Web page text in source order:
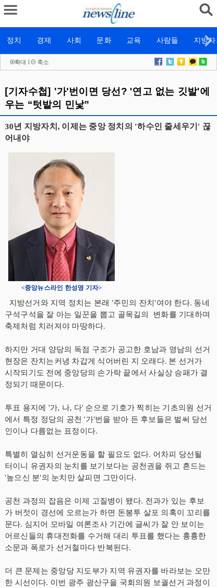
정치 경제 사회 문화 교육 사람들 지방
확대 l 축소
[기자수첩] '가'번이면 당선? '연고 없는 깃발'에
우는 “텃밭의 민낯”
30년 지방자치, 이제는 중앙 정치의 '하수인 줄세우기' 끊
어내야
<중앙뉴스라인 한성영 기자>
지방선거와 지역 정치는 본래 '주민의 잔치'여야 한다. 동네
구석구석을 잘 아는 일꾼을 뽑고 골목길의 변화를 기대하며
축제처럼 치러져야 마땅하다.
하지만 거대 양당의 독점 구조가 공고한 호남과 영남의 선거
현장은 잔치는커녕 차갑게 식어버린 지 오래다. 본 선거가
시작되기도 전에 중앙당의 손가락 끝에서 사실상 승패가 결
정되기 때문이다.
투표 용지에 '가, 나, 다' 순으로 기호가 찍히는 기초의원 선거
에서 특정 정당의 공천 '가'번을 받아 든 후보들은 벌써 당선
인이나 다름없는 표정이다.
특별히 열심히 선거운동을 할 필요도 없다. 어차피 당선될
터이니 유권자의 눈치를 보기보다는 공천권을 쥐고 흔드는
'높으신 분'의 눈치만 살피면 그만이다.
공천 과정의 잡음은 이제 고질병이 됐다. 전과가 있는 후보
가 버젓이 경선에 오르는가 하면 돈봉투 살포 의혹이 꼬리를
문다. 심지어 모바일 여론조사 기간에 글씨가 잘 안 보이는
어르신들의 휴대전화를 수거해 대리 투표를 했다는 흉흉한
소문과 폭로가 선거철마다 반복된다.
더 큰 문제는 중앙당 지도부가 지역 유권자를 바라보는 오만
한 시선이다. 이번 광주 광산구을 국회의원 보궐선거 과정이